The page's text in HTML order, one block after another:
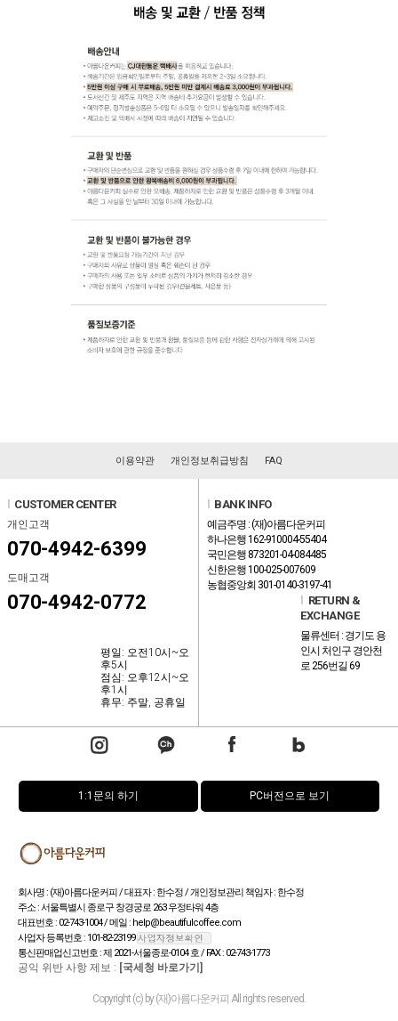
이용약관 개인정보취급방침 FAQ
CUSTOMER CENTER
개인고객
070-4942-6399
도매고객
070-4942-0772
평일: 오전10시~오
후5시
점심: 오후12시~오
후1시
휴무: 주말, 공휴일
BANK INFO
예금주명 : (재)아름다운커피
하나은행 162-910004-55404
국민은행 873201-04-084485
신한은행 100-025-007609
농협중앙회 301-0140-3197-41
RETURN &
EXCHANGE
물류센터 : 경기도 용
인시 처인구 경안천
로 256번길 69
1:1문의 하기 PC버전으로 보기
회사명 : (재)아름다운커피 / 대표자 : 한수정 / 개인정보관리 책임자 : 한수정
주소 : 서울특별시 종로구 창경궁로 263 우정타워 4층
대표번호 : 02-743-1004 / 메일 : help@beautifulcoffee.com
사업자 등록번호 : 101-82-23199
통신판매업신고번호 : 제 2021-서울종로-0104 호 / FAX : 02-743-1773
공익 위반 사항 제보 : [국세청 바로가기]
Copyright (c) by (재)아름다운커피 All rights reserved.